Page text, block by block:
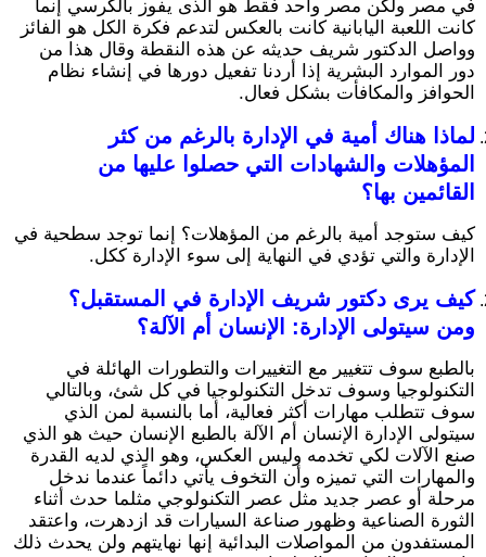
في مصر ولكن مصر واحد فقط هو الذى يفوز بالكرسي إنما
كانت اللعبة اليابانية كانت بالعكس لتدعم فكرة الكل هو الفائز
وواصل الدكتور شريف حديثه عن هذه النقطة وقال هذا من
دور الموارد البشرية إذا أردنا تفعيل دورها في إنشاء نظام
الحوافز والمكافأت بشكل فعال.
لماذا هناك أمية في الإدارة بالرغم من كثر
المؤهلات والشهادات التي حصلوا عليها من
القائمين بها؟
كيف ستوجد أمية بالرغم من المؤهلات؟ إنما توجد سطحية في
الإدارة والتي تؤدي في النهاية إلى سوء الإدارة ككل.
كيف يرى دكتور شريف الإدارة في المستقبل؟
ومن سيتولى الإدارة: الإنسان أم الآلة؟
بالطبع سوف تتغيير مع التغييرات والتطورات الهائلة في
التكنولوجيا وسوف تدخل التكنولوجيا في كل شئ، وبالتالي
سوف تتطلب مهارات أكثر فعالية، أما بالنسبة لمن الذي
سيتولى الإدارة الإنسان أم الآلة بالطبع الإنسان حيث هو الذي
صنع الآلات لكي تخدمه وليس العكس، وهو الذي لديه القدرة
والمهارات التي تميزه وأن التخوف يأتي دائماً عندما ندخل
مرحلة أو عصر جديد مثل عصر التكنولوجي مثلما حدث أثناء
الثورة الصناعية وظهور صناعة السيارات قد ازدهرت، واعتقد
المستفدون من المواصلات البدائية إنها نهايتهم ولن يحدث ذلك